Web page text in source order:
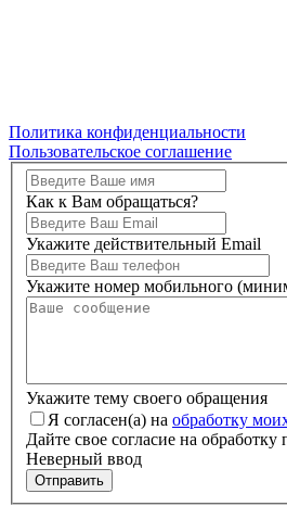
Политика конфиденциальности
Пользовательское соглашение
Как к Вам обращаться?
Укажите действительный Email
Укажите номер мобильного
Укажите тему своего обращения
Я согласен(а) на обработку
Дайте свое согласие на
Неверный ввод
Отправить